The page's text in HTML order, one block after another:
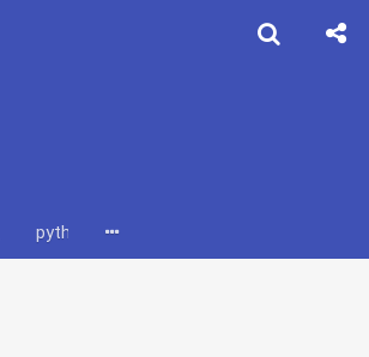
python3爬虫教程